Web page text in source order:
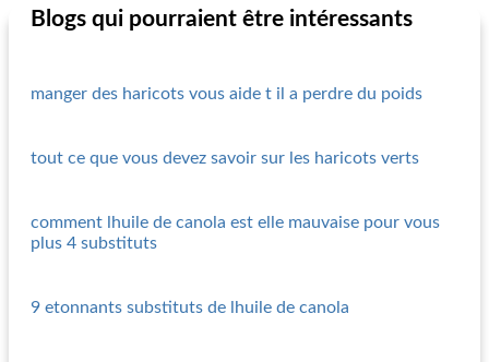
Blogs qui pourraient être intéressants
manger des haricots vous aide t il a perdre du poids
tout ce que vous devez savoir sur les haricots verts
comment lhuile de canola est elle mauvaise pour vous
plus 4 substituts
9 etonnants substituts de lhuile de canola